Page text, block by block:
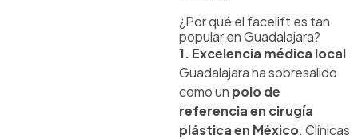
¿Por qué el facelift es tan
popular en Guadalajara?
1. Excelencia médica local
Guadalajara ha sobresalido
como un polo de
referencia en cirugía
plástica en México. Clínicas